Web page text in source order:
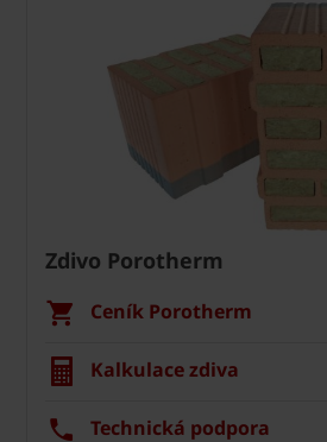
Zdivo Porotherm
Ceník Porotherm
Kalkulace zdiva
Technická podpora